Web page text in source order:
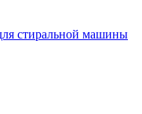
стиральной машины